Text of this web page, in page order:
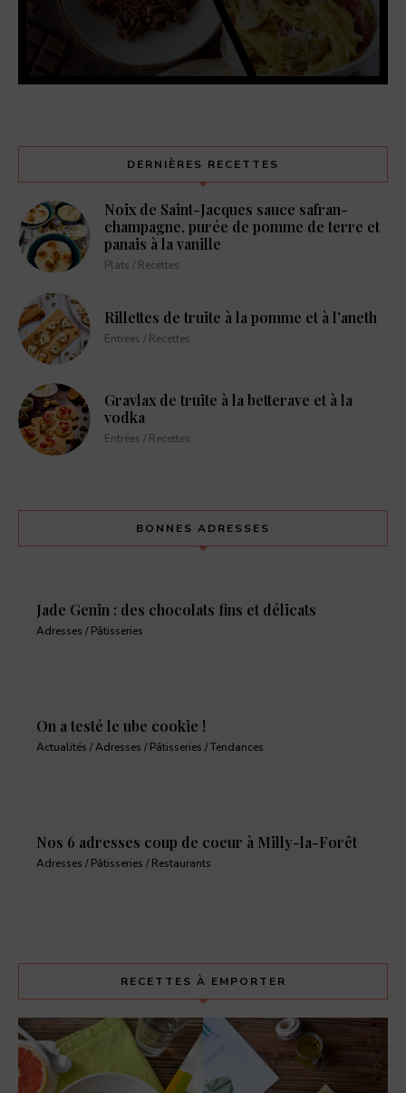
DERNIÈRES RECETTES
Noix de Saint-Jacques sauce safran-
champagne, purée de pomme de terre et
panais à la vanille
Plats / Recettes
Rillettes de truite à la pomme et à l’aneth
Entrées / Recettes
Gravlax de truite à la betterave et à la
vodka
Entrées / Recettes
BONNES ADRESSES
Jade Genin : des chocolats fins et délicats
Adresses / Pâtisseries
On a testé le ube cookie !
Actualités / Adresses / Pâtisseries / Tendances
Nos 6 adresses coup de coeur à Milly-la-Forêt
Adresses / Pâtisseries / Restaurants
RECETTES À EMPORTER